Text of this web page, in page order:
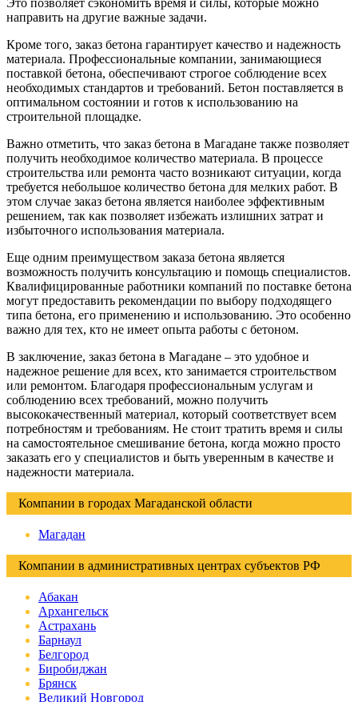
Это позволяет сэкономить время и силы, которые можно
направить на другие важные задачи.
Кроме того, заказ бетона гарантирует качество и надежность
материала. Профессиональные компании, занимающиеся
поставкой бетона, обеспечивают строгое соблюдение всех
необходимых стандартов и требований. Бетон поставляется в
оптимальном состоянии и готов к использованию на
строительной площадке.
Важно отметить, что заказ бетона в Магадане также позволяет
получить необходимое количество материала. В процессе
строительства или ремонта часто возникают ситуации, когда
требуется небольшое количество бетона для мелких работ. В
этом случае заказ бетона является наиболее эффективным
решением, так как позволяет избежать излишних затрат и
избыточного использования материала.
Еще одним преимуществом заказа бетона является
возможность получить консультацию и помощь специалистов.
Квалифицированные работники компаний по поставке бетона
могут предоставить рекомендации по выбору подходящего
типа бетона, его применению и использованию. Это особенно
важно для тех, кто не имеет опыта работы с бетоном.
В заключение, заказ бетона в Магадане – это удобное и
надежное решение для всех, кто занимается строительством
или ремонтом. Благодаря профессиональным услугам и
соблюдению всех требований, можно получить
высококачественный материал, который соответствует всем
потребностям и требованиям. Не стоит тратить время и силы
на самостоятельное смешивание бетона, когда можно просто
заказать его у специалистов и быть уверенным в качестве и
надежности материала.
Компании в городах Магаданской области
Магадан
Компании в административных центрах субъектов РФ
Абакан
Архангельск
Астрахань
Барнаул
Белгород
Биробиджан
Брянск
Великий Новгород